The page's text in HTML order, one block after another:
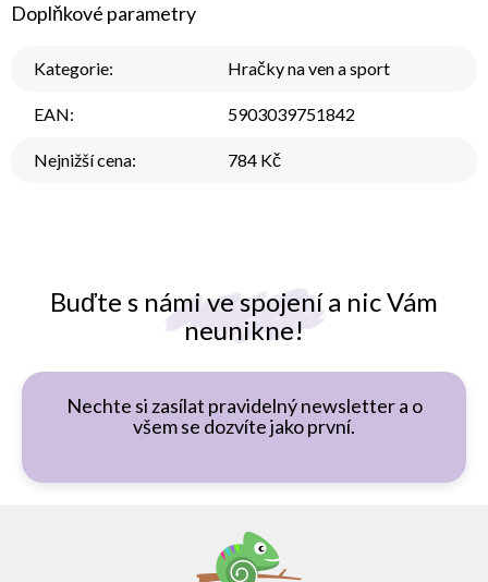
Buďte s námi ve spojení a nic Vám
neunikne!
Nechte si zasílat pravidelný newsletter a o
všem se dozvíte jako první.
Doplňkové parametry
Kategorie: Hračky na ven a sport
EAN: 5903039751842
Nejnižší cena: 784 Kč